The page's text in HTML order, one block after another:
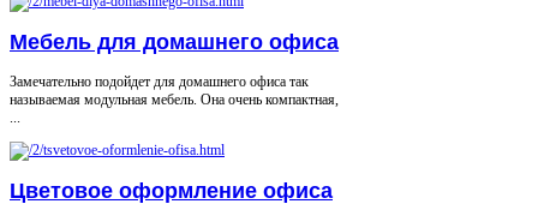
Мебель для домашнего офиса
Замечательно подойдет для домашнего офиса так
называемая модульная мебель. Она очень компактная,
...
Цветовое оформление офиса